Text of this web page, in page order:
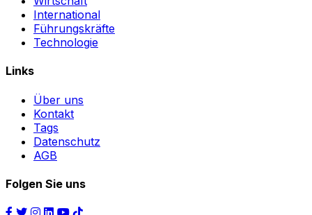
International
Führungskräfte
Technologie
Links
Über uns
Kontakt
Tags
Datenschutz
AGB
Folgen Sie uns